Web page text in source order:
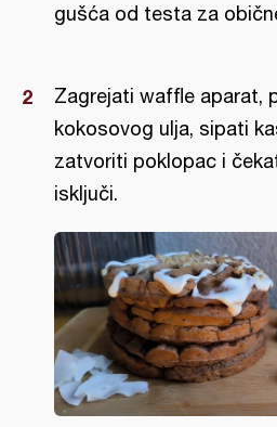
gušća od testa za
Zagrejati waffle aparat,
kokosovog ulja, sipati
zatvoriti poklopac i
isključi.